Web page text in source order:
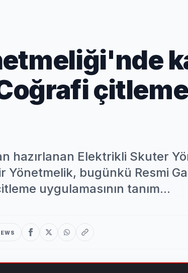
hazırlanan Elektrikli Skuter
Yönetmelik, bugünkü Resmi
uygulamasının tanım...